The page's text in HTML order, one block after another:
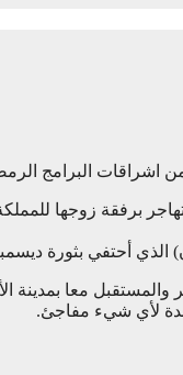
اشراقات البرامج
برفقة زوجها
الذي أحتفي بثورة
معا بمدينة
لأي شيء مفاجئ.